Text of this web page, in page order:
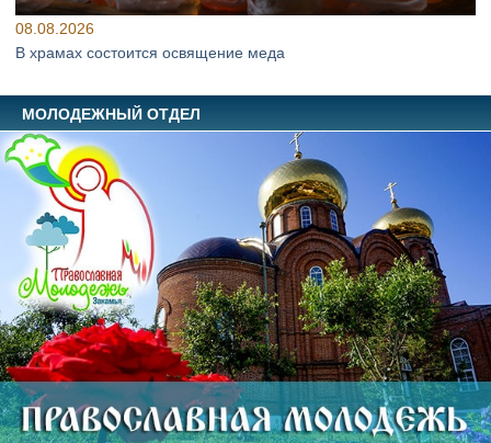
08.08.2026
В храмах состоится освящение меда
МОЛОДЕЖНЫЙ ОТДЕЛ